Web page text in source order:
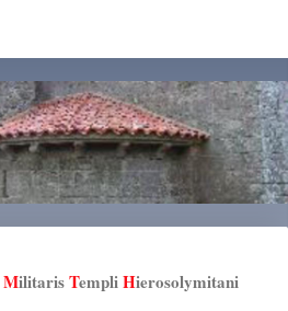
MilitarisTempliHierosolymitani